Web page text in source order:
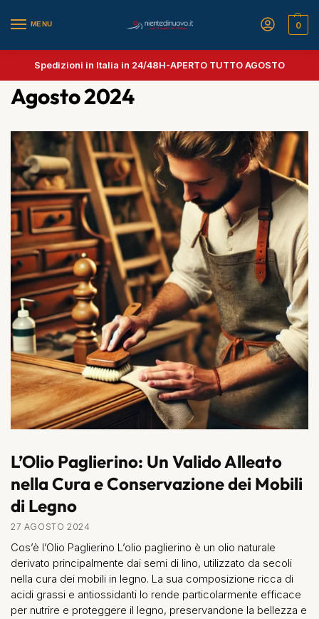
MENU 0
Spedizioni in Italia in 24/48H-APERTO TUTTO AGOSTO
Agosto 2024
L’Olio Paglierino: Un Valido Alleato
nella Cura e Conservazione dei Mobili
di Legno
27 AGOSTO 2024
Cos’è l’Olio Paglierino L’olio paglierino è un olio naturale
derivato principalmente dai semi di lino, utilizzato da secoli
nella cura dei mobili in legno. La sua composizione ricca di
acidi grassi e antiossidanti lo rende particolarmente efficace
per nutrire e proteggere il legno, preservandone la bellezza e